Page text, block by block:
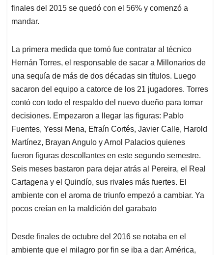
finales del 2015 se quedó con el 56% y comenzó a
mandar.
La primera medida que tomó fue contratar al técnico
Hernán Torres, el responsable de sacar a Millonarios de
una sequía de más de dos décadas sin títulos. Luego
sacaron del equipo a catorce de los 21 jugadores. Torres
contó con todo el respaldo del nuevo dueño para tomar
decisiones. Empezaron a llegar las figuras: Pablo
Fuentes, Yessi Mena, Efraín Cortés, Javier Calle, Harold
Martínez, Brayan Angulo y Arnol Palacios quienes
fueron figuras descollantes en este segundo semestre.
Seis meses bastaron para dejar atrás al Pereira, el Real
Cartagena y el Quindío, sus rivales más fuertes. El
ambiente con el aroma de triunfo empezó a cambiar. Ya
pocos creían en la maldición del garabato
Desde finales de octubre del 2016 se notaba en el
ambiente que el milagro por fin se iba a dar: América,